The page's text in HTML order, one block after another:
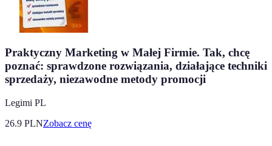
Praktyczny Marketing w Małej Firmie. Tak, chcę
poznać: sprawdzone rozwiązania, działające techniki
sprzedaży, niezawodne metody promocji
Legimi PL
26.9 PLNZobacz cenę